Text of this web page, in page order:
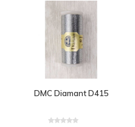
DMC Diamant D415